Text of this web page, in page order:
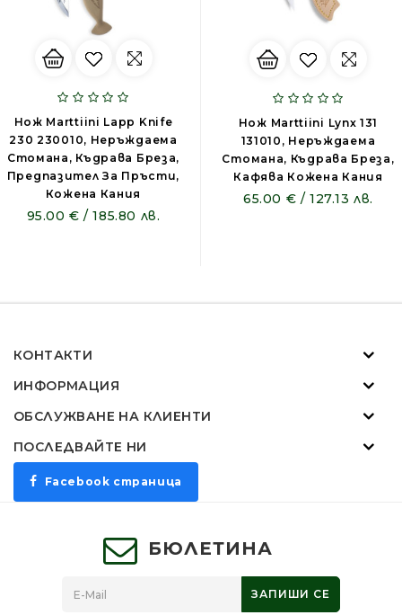
Нож Marttiini Lapp Knife
230 230010, Неръждаема
Стомана, Къдрава Бреза,
Предпазител За Пръсти,
Кожена Кания
95.00 € / 185.80 лв.
Нож Marttiini Lynx 131
131010, Неръждаема
Стомана, Къдрава Бреза,
Кафява Кожена Кания
65.00 € / 127.13 лв.
КОНТАКТИ
ИНФОРМАЦИЯ
ОБСЛУЖВАНЕ НА КЛИЕНТИ
ПОСЛЕДВАЙТЕ НИ
Facebook страница
БЮЛЕТИНА
ЗАПИШИ СЕ